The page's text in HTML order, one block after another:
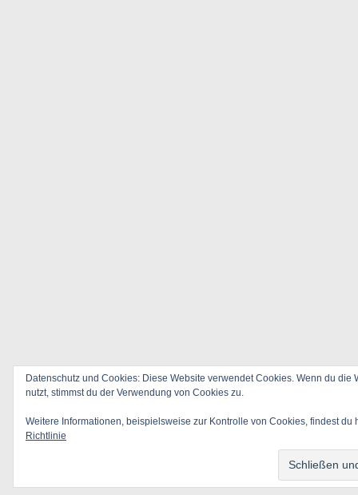
Datenschutz und Cookies: Diese Website verwendet Cookies. Wenn du die
nutzt, stimmst du der Verwendung von Cookies zu.
Weitere Informationen, beispielsweise zur Kontrolle von Cookies, findest du
Richtlinie